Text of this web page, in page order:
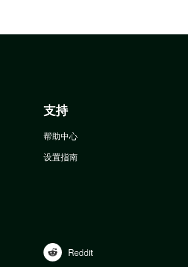
支持
帮助中心
设置指南
Reddit